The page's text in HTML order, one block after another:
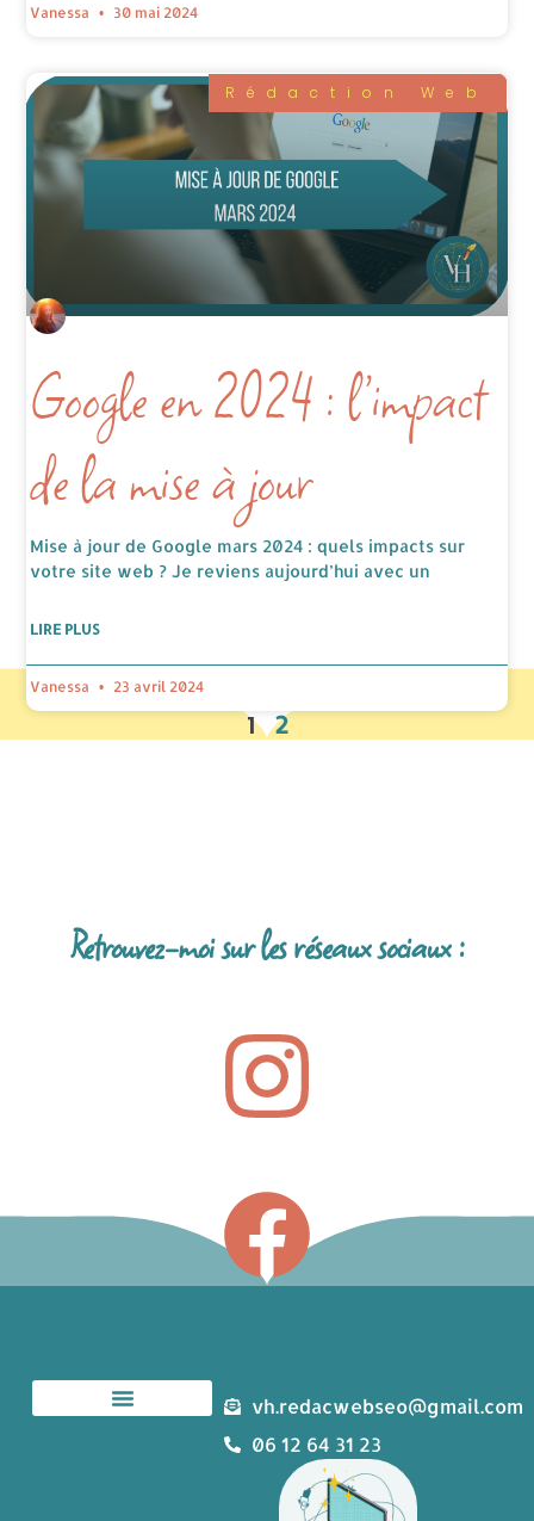
Vanessa 30 mai 2024
Rédaction Web
Google en 2024 : l’impact
de la mise à jour
Mise à jour de Google mars 2024 : quels impacts sur
votre site web ? Je reviens aujourd’hui avec un
LIRE PLUS
Vanessa 23 avril 2024
1 2
Retrouvez-moi sur les réseaux sociaux :
vh.redacwebseo@gmail.com
06 12 64 31 23